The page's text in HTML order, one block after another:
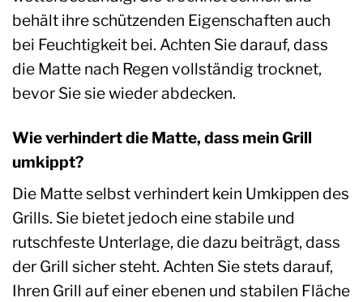
behält ihre schützenden Eigenschaften auch
bei Feuchtigkeit bei. Achten Sie darauf, dass
die Matte nach Regen vollständig trocknet,
bevor Sie sie wieder abdecken.
Wie verhindert die Matte, dass mein Grill
umkippt?
Die Matte selbst verhindert kein Umkippen des
Grills. Sie bietet jedoch eine stabile und
rutschfeste Unterlage, die dazu beiträgt, dass
der Grill sicher steht. Achten Sie stets darauf,
Ihren Grill auf einer ebenen und stabilen Fläche